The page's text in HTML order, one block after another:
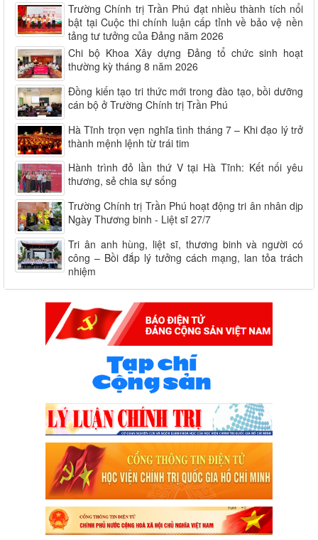
Trường Chính trị Trần Phú đạt nhiều thành tích nổi
bật tại Cuộc thi chính luận cấp tỉnh về bảo vệ nền
tảng tư tưởng của Đảng năm 2026
Chi bộ Khoa Xây dựng Đảng tổ chức sinh hoạt
thường kỳ tháng 8 năm 2026
Đồng kiến tạo tri thức mới trong đào tạo, bồi dưỡng
cán bộ ở Trường Chính trị Trần Phú
Hà Tĩnh trọn vẹn nghĩa tình tháng 7 – Khi đạo lý trở
thành mệnh lệnh từ trái tim
Hành trình đỏ lần thứ V tại Hà Tĩnh: Kết nối yêu
thương, sẻ chia sự sống
Trường Chính trị Trần Phú hoạt động tri ân nhân dịp
Ngày Thương binh - Liệt sĩ 27/7
Tri ân anh hùng, liệt sĩ, thương binh và người có
công – Bồi đắp lý tưởng cách mạng, lan tỏa trách
nhiệm